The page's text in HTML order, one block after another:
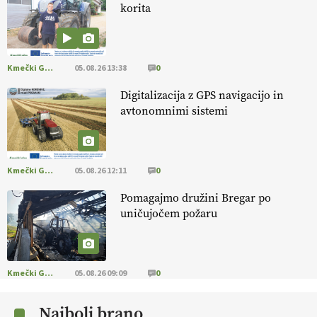
[EKOloško = LOGIČNO
prilagojene sorte
so temelj uspešne ekološke pridelave.
https://t.co/OQSsax7l8V @EUAgri #IMCAP #CAP
https://t.co/PAL0zlhVia
[EKOloško = LOGIČNO
aronije
v dobrem desetletju zrasla v uspešno kmetijsko in
podjetniško zgodbo.
#IMCAP #CAP https://t.co/xp1oihBDaJ
[EKOloško = LOGIČNO
v tujini
. Zato je ekološka pridelava odlična priložnost za slovenske
vinarje
. VEČ
https://t.co/XAe9EbeAbK @EUAgri #IMCAP #CAP
https://t.co/01qpoeLyNP
korita
Kmečki Glas 05.08.26 13:38 0
Digitalizacija z GPS navigacijo in
avtonomnimi sistemi
Kmečki Glas 05.08.26 12:11 0
Pomagajmo družini Bregar po
uničujočem požaru
Kmečki Glas 05.08.26 09:09 0